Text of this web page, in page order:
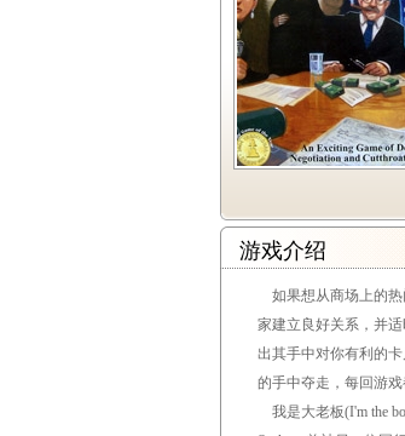
游戏介绍
如果想从商场上的热
家建立良好关系，并
出其手中对你有利的
的手中夺走，每回游
我是大老板(I'm the